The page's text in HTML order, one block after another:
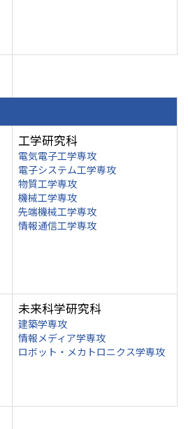
工学研究科
電気電子工学専攻
電子システム工学専攻
物質工学専攻
機械工学専攻
先端機械工学専攻
情報通信工学専攻
未来科学研究科
建築学専攻
情報メディア学専攻
ロボット・メカトロニクス学専攻